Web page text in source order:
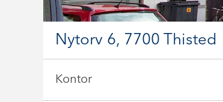
Nytorv 6, 7700 Thisted
Kontor